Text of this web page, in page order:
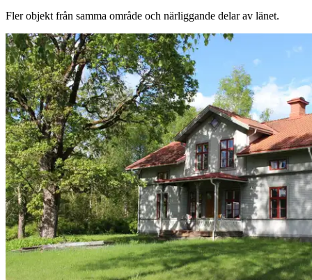
Fler objekt från samma område och närliggande delar av länet.